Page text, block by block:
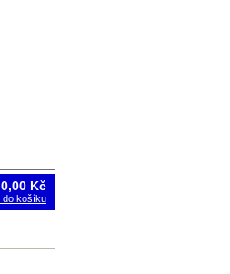
0,00 Kč
do košíku